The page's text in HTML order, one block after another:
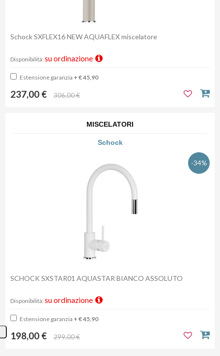
Schock SXFLEX16 NEW AQUAFLEX miscelatore
Disponibilità: su ordinazione
Estensione garanzia + € 45,90
237,00 € 306,00 €
MISCELATORI
Schock
-34%
SCHOCK SXSTAR01 AQUASTAR BIANCO ASSOLUTO
Disponibilità: su ordinazione
Estensione garanzia + € 45,90
198,00 € 299,00 €